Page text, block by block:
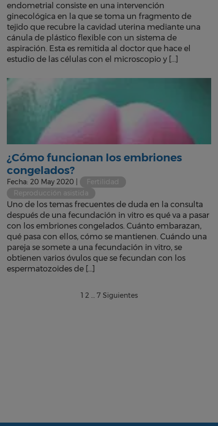
endometrial consiste en una intervención
ginecológica en la que se toma un fragmento de
tejido que recubre la cavidad uterina mediante una
cánula de plástico flexible con un sistema de
aspiración. Esta es remitida al doctor que hace el
estudio de las células con el microscopio y […]
¿Cómo funcionan los embriones
congelados?
Fecha: 20 May 2020 |
Fertilidad
Reproducción asistida
Uno de los temas frecuentes de duda en la consulta
después de una fecundación in vitro es qué va a pasar
con los embriones congelados. Cuánto embarazan,
qué pasa con ellos, cómo se mantienen. Cuándo una
pareja se somete a una fecundación in vitro, se
obtienen varios óvulos que se fecundan con los
espermatozoides de […]
1 2 7 Siguientes